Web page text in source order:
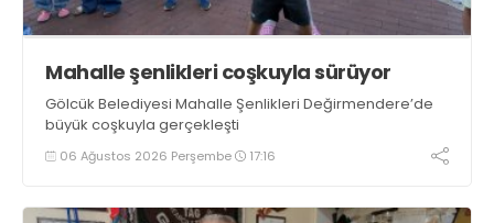
Mahalle şenlikleri coşkuyla sürüyor
Gölcük Belediyesi Mahalle Şenlikleri Değirmendere’de
büyük coşkuyla gerçekleşti
06 Ağustos 2026 Perşembe 17:16